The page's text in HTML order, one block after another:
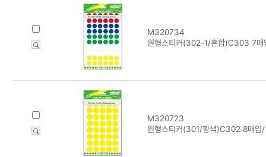
M320734
원형스티커(302-1/혼합)C303 7매
M320723
원형스티커(301/황색)C302 8매입